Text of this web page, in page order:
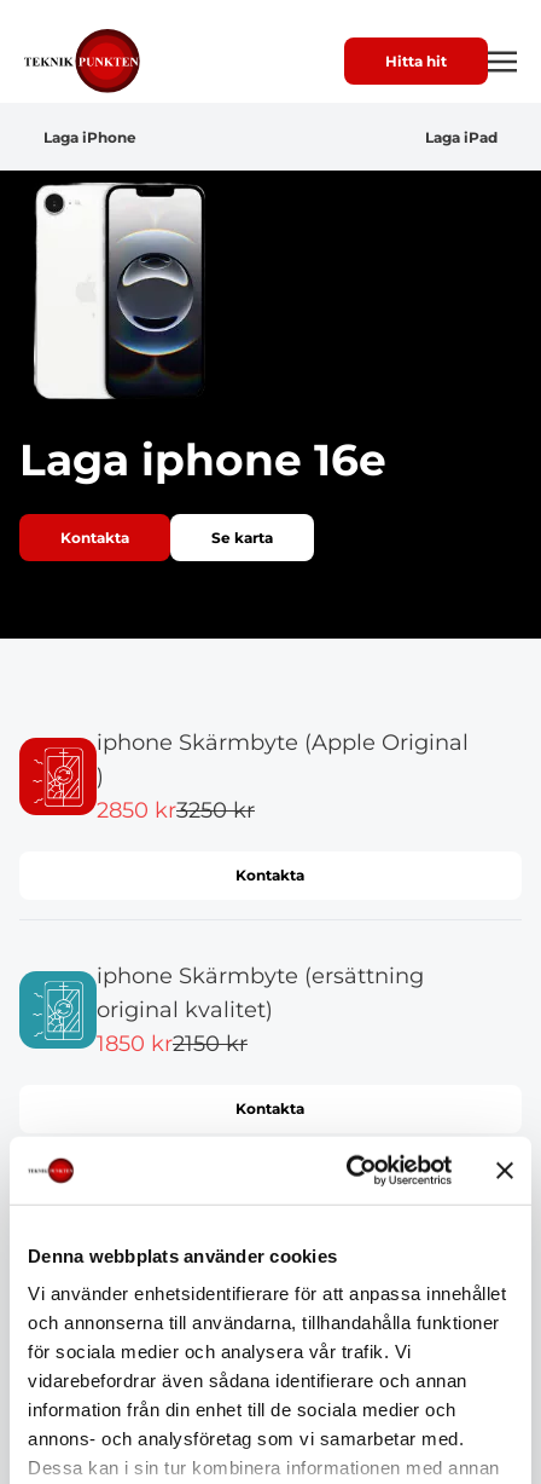
Denna webbplats använder cookies
Vi använder enhetsidentifierare för att anpassa innehållet
och annonserna till användarna, tillhandahålla funktioner
för sociala medier och analysera vår trafik. Vi
vidarebefordrar även sådana identifierare och annan
information från din enhet till de sociala medier och
annons- och analysföretag som vi samarbetar med.
Dessa kan i sin tur kombinera informationen med annan
Hitta hit
Laga iPhone Laga iPad
Laga iphone 16e
Kontakta Se karta
iphone Skärmbyte (Apple Original
)
2850 kr3250 kr
Kontakta
iphone Skärmbyte (ersättning
original kvalitet)
1850 kr2150 kr
Kontakta
iphone Skärmbyte (Kvalitet A)
1399 kr1650 kr
Kontakta
iPhone Glasbyte baksida
1450 kr1950 kr